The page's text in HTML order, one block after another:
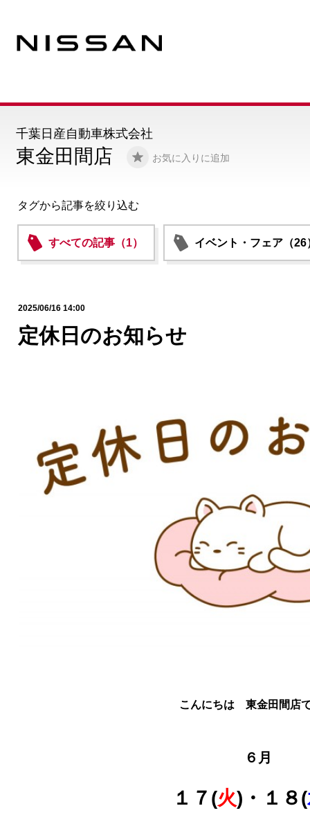
東金田間店 お気に入りに追加
千葉日産自動車株式会社
タグから記事を絞り込む
すべての記事（1） イベント・フェア（26
2025/06/16 14:00
定休日のお知らせ
こんにちは 東金田間店
６月
１７(火)・１８(